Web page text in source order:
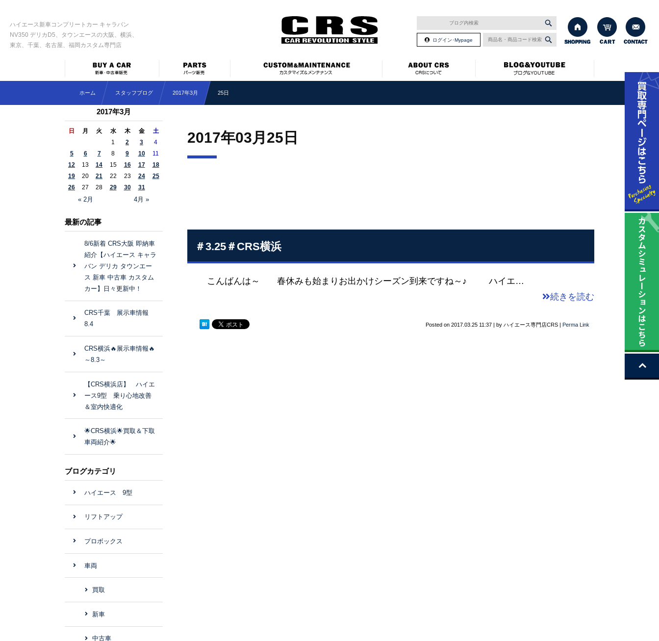
ハイエース新車コンプリートカー キャラバン
NV350 デリカD5、タウンエースの大阪、横浜、
東京、千葉、名古屋、福岡カスタム専門店
ログイン･Mypage
ホーム スタッフブログ 2017年3月 25日
2017年03月25日
＃3.25＃CRS横浜
こんばんは～ 春休みも始まりお出かけシーズン到来ですね～♪ ハイエ…
続きを読む
Posted on 2017.03.25 11:37 | by ハイエース専門店CRS | Perma Link
2017年3月
日 月 火 水 木 金 土
« 2月 4月 »
1 2 3
4
5
6 7 8 9 10
11
12
13 14 15 16 17
18
19
20 21 22 23 24
25
26
27 28 29 30 31
最新の記事
8/6新着 CRS大阪 即納車
紹介【ハイエース キャラ
バン デリカ タウンエー
ス 新車 中古車 カスタム
カー】日々更新中！
CRS千葉 展示車情報
8.4
CRS横浜🔥展示車情報🔥
～8.3～
【CRS横浜店】 ハイエ
ース9型 乗り心地改善
＆室内快適化
🌟CRS横浜🌟買取＆下取
車両紹介🌟
ブログカテゴリ
ハイエース 9型
リフトアップ
プロボックス
車両
買取
新車
中古車